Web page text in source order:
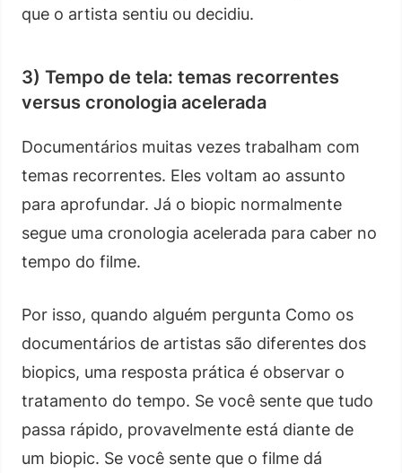
que o artista sentiu ou decidiu.
3) Tempo de tela: temas recorrentes
versus cronologia acelerada
Documentários muitas vezes trabalham com
temas recorrentes. Eles voltam ao assunto
para aprofundar. Já o biopic normalmente
segue uma cronologia acelerada para caber no
tempo do filme.
Por isso, quando alguém pergunta Como os
documentários de artistas são diferentes dos
biopics, uma resposta prática é observar o
tratamento do tempo. Se você sente que tudo
passa rápido, provavelmente está diante de
um biopic. Se você sente que o filme dá